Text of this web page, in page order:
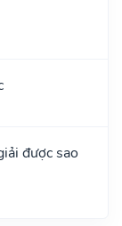
được sao